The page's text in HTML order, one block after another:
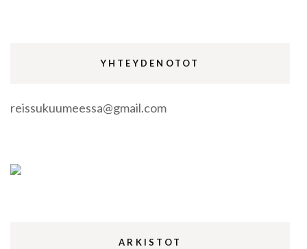
YHTEYDENOTOT
reissukuumeessa@gmail.com
ARKISTOT